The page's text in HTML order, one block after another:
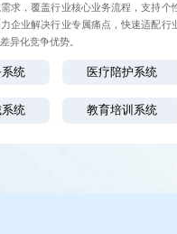
求，覆盖行业核心业务流程，支持个
企业解决行业专属痛点，快速适配行
异化竞争优势。
统 医疗陪护系统
统 教育培训系统